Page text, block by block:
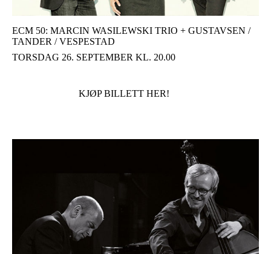
ECM 50: MARCIN WASILEWSKI TRIO + GUSTAVSEN /
TANDER / VESPESTAD
TORSDAG 26. SEPTEMBER KL. 20.00
KJØP BILLETT HER!